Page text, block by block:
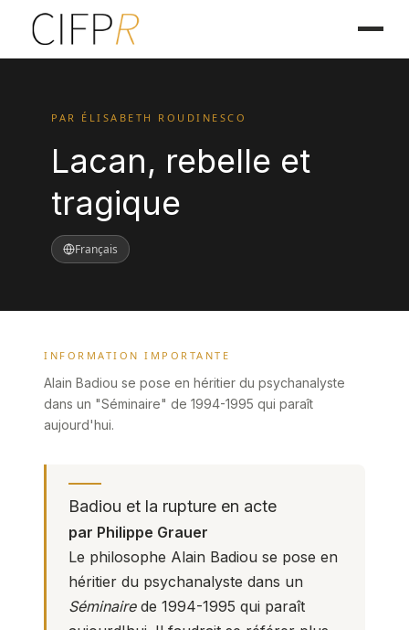
PAR ÉLISABETH ROUDINESCO
Lacan, rebelle et
tragique
Français
INFORMATION IMPORTANTE
Alain Badiou se pose en héritier du psychanalyste
dans un "Séminaire" de 1994-1995 qui paraît
aujourd'hui.
Badiou et la rupture en acte
par Philippe Grauer
Le philosophe Alain Badiou se pose en
héritier du psychanalyste dans un
Séminairede 1994-1995 qui paraît